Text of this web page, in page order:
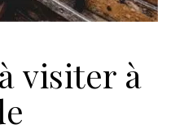
visiter à